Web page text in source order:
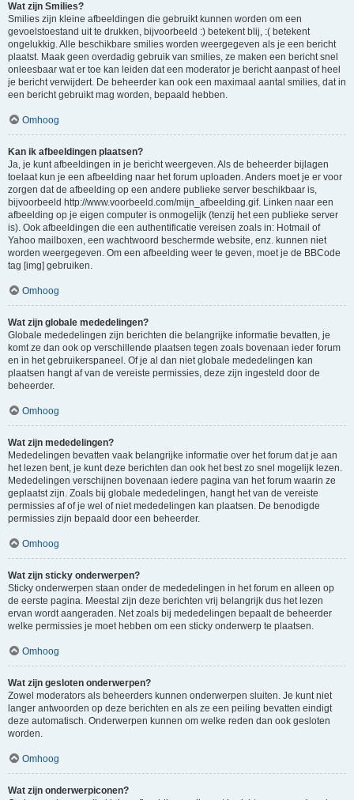
Wat zijn Smilies?
Smilies zijn kleine afbeeldingen die gebruikt kunnen worden om een
gevoelstoestand uit te drukken, bijvoorbeeld :) betekent blij, :( betekent
ongelukkig. Alle beschikbare smilies worden weergegeven als je een bericht
plaatst. Maak geen overdadig gebruik van smilies, ze maken een bericht snel
onleesbaar wat er toe kan leiden dat een moderator je bericht aanpast of heel
je bericht verwijdert. De beheerder kan ook een maximaal aantal smilies, dat in
een bericht gebruikt mag worden, bepaald hebben.
Omhoog
Kan ik afbeeldingen plaatsen?
Ja, je kunt afbeeldingen in je bericht weergeven. Als de beheerder bijlagen
toelaat kun je een afbeelding naar het forum uploaden. Anders moet je er voor
zorgen dat de afbeelding op een andere publieke server beschikbaar is,
bijvoorbeeld http://www.voorbeeld.com/mijn_afbeelding.gif. Linken naar een
afbeelding op je eigen computer is onmogelijk (tenzij het een publieke server
is). Ook afbeeldingen die een authentificatie vereisen zoals in: Hotmail of
Yahoo mailboxen, een wachtwoord beschermde website, enz. kunnen niet
worden weergegeven. Om een afbeelding weer te geven, moet je de BBCode
tag [img] gebruiken.
Omhoog
Wat zijn globale mededelingen?
Globale mededelingen zijn berichten die belangrijke informatie bevatten, je
komt ze dan ook op verschillende plaatsen tegen zoals bovenaan ieder forum
en in het gebruikerspaneel. Of je al dan niet globale mededelingen kan
plaatsen hangt af van de vereiste permissies, deze zijn ingesteld door de
beheerder.
Omhoog
Wat zijn mededelingen?
Mededelingen bevatten vaak belangrijke informatie over het forum dat je aan
het lezen bent, je kunt deze berichten dan ook het best zo snel mogelijk lezen.
Mededelingen verschijnen bovenaan iedere pagina van het forum waarin ze
geplaatst zijn. Zoals bij globale mededelingen, hangt het van de vereiste
permissies af of je wel of niet mededelingen kan plaatsen. De benodigde
permissies zijn bepaald door een beheerder.
Omhoog
Wat zijn sticky onderwerpen?
Sticky onderwerpen staan onder de mededelingen in het forum en alleen op
de eerste pagina. Meestal zijn deze berichten vrij belangrijk dus het lezen
ervan wordt aangeraden. Net zoals bij mededelingen bepaalt de beheerder
welke permissies je moet hebben om een sticky onderwerp te plaatsen.
Omhoog
Wat zijn gesloten onderwerpen?
Zowel moderators als beheerders kunnen onderwerpen sluiten. Je kunt niet
langer antwoorden op deze berichten en als ze een peiling bevatten eindigt
deze automatisch. Onderwerpen kunnen om welke reden dan ook gesloten
worden.
Omhoog
Wat zijn onderwerpiconen?